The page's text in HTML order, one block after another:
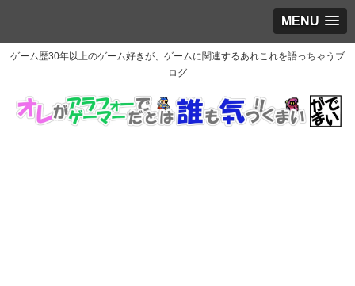
MENU
ゲーム歴30年以上のゲーム好きが、ゲームに関連するあれこれを語っちゃうブ
ログ